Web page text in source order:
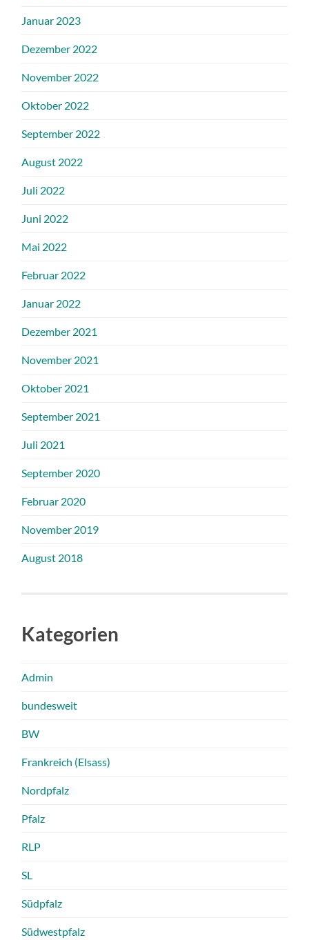
Januar 2023
Dezember 2022
November 2022
Oktober 2022
September 2022
August 2022
Juli 2022
Juni 2022
Mai 2022
Februar 2022
Januar 2022
Dezember 2021
November 2021
Oktober 2021
September 2021
Juli 2021
September 2020
Februar 2020
November 2019
August 2018
Kategorien
Admin
bundesweit
BW
Frankreich (Elsass)
Nordpfalz
Pfalz
RLP
SL
Südpfalz
Südwestpfalz